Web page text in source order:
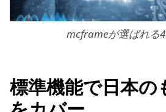
mcframeが選ばれる
標準機能で日本の